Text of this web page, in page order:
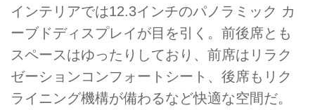
インテリアでは12.3インチのパノラミック カ
ーブドディスプレイが目を引く。前後席とも
スペースはゆったりしており、前席はリラク
ゼーションコンフォートシート、後席もリク
ライニング機構が備わるなど快適な空間だ。